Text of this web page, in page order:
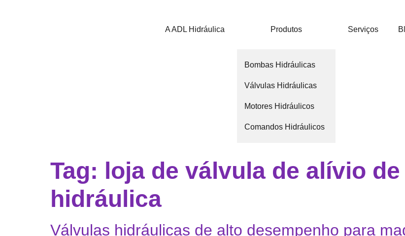
A ADL Hidráulica Produtos
Bombas Hidráulicas
Válvulas Hidráulicas
Motores Hidráulicos
Comandos Hidráulicos
Serviços
Tag: loja de válvula de alívio
hidráulica
Válvulas hidráulicas de alto desempenho para